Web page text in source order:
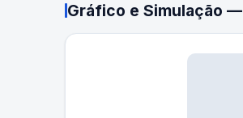
Gráfico e Simulação —